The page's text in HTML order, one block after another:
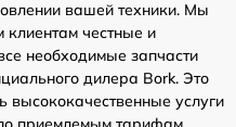
вашей техники. Мы
клиентам честные и
необходимые запчасти
дилера Bork. Это
высококачественные услуги